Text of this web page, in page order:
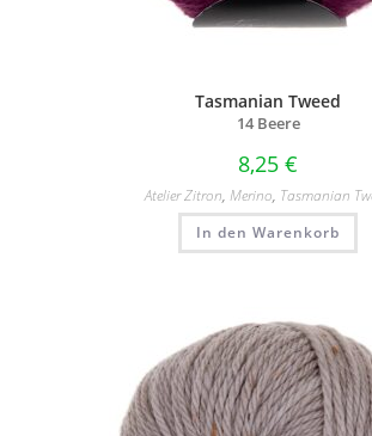
Tasmanian Tweed
14 Beere
8,25 €
Atelier Zitron, Merino, Tasmanian
In den Warenkorb